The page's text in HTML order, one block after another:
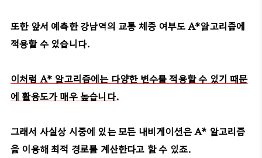
또한 앞서 예측한 강남역의 교통 체증 여부도 A*알고리즘에
적용할 수 있습니다.
이처럼 A* 알고리즘에는 다양한 변수를 적용할 수 있기 때문
에 활용도가 매우 높습니다.
그래서 사실상 시중에 있는 모든 내비게이션은 A* 알고리즘
을 이용해 최적 경로를 계산한다고 할 수 있죠.